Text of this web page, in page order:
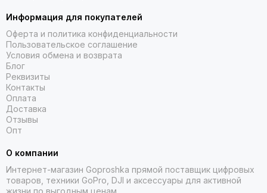
Готовность к тренировке
После утреннего пробуждения узнайте ваши баллы
готовности к тренировке, основанные на качестве сна,
Информация для покупателей
Оферта и политика конфиденциальности
Пользовательское соглашение
Условия обмена и возврата
Блог
Реквизиты
Контакты
Оплата
Доставка
Отзывы
Опт
О компании
Интернет-магазин Goproshka прямой поставщик цифровых
товаров, техники GoPro, DJI и аксессуары для активной
жизни по выгодным ценам.